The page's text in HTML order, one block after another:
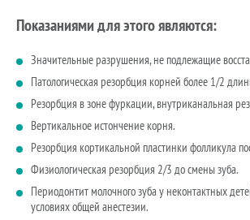
Показаниями для этого являются:
Значительные разрушения, не подлежащие
Патологическая резорбция корней более 1/2
Резорбция в зоне фуркации, внутриканальная
Вертикальное истончение корня.
Резорбция кортикальной пластинки фолликула
Физиологическая резорбция 2/3 до смены зуба.
Периодонтит молочного зуба у неконтактных
условиях общей анестезии.